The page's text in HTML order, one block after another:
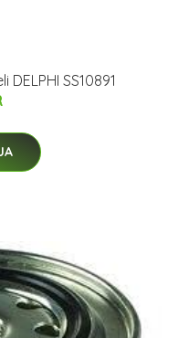
SS10891